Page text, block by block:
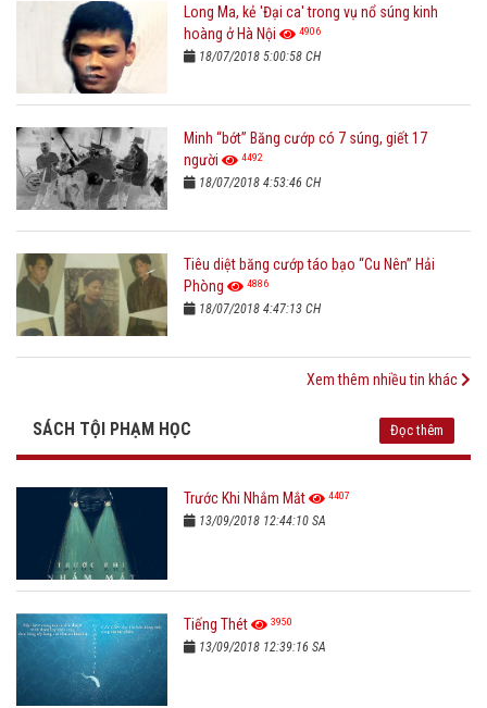
Long Ma, kẻ 'Đại ca' trong vụ nổ súng kinh
hoàng ở Hà Nội
4906
18/07/2018 5:00:58 CH
Minh “bớt” Băng cướp có 7 súng, giết 17
người
4492
18/07/2018 4:53:46 CH
Tiêu diệt băng cướp táo bạo “Cu Nên” Hải
Phòng
4886
18/07/2018 4:47:13 CH
Xem thêm nhiều tin khác
SÁCH TỘI PHẠM HỌC Đọc thêm
Trước Khi Nhắm Mắt 4407
13/09/2018 12:44:10 SA
Tiếng Thét 3950
13/09/2018 12:39:16 SA